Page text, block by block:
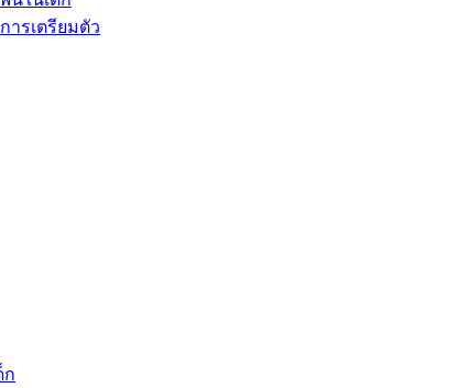
รเตรียมตัว
ก